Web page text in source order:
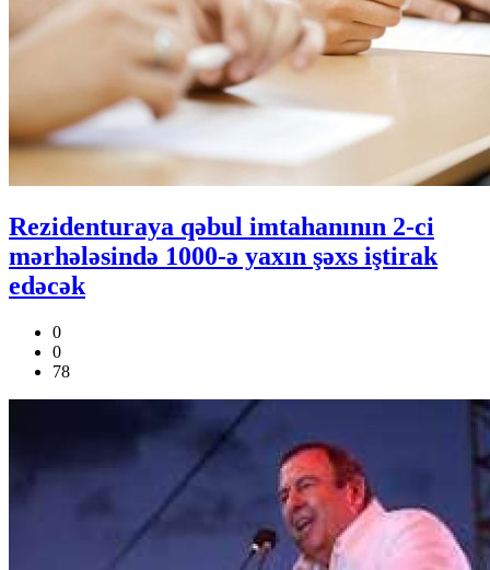
Rezidenturaya qəbul imtahanının 2-ci
mərhələsində 1000-ə yaxın şəxs iştirak
edəcək
0
0
78